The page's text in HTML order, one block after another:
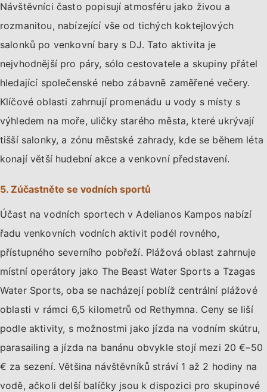
Návštěvníci často popisují atmosféru jako živou a
rozmanitou, nabízející vše od tichých koktejlových
salonků po venkovní bary s DJ. Tato aktivita je
nejvhodnější pro páry, sólo cestovatele a skupiny přátel
hledající společenské nebo zábavně zaměřené večery.
Klíčové oblasti zahrnují promenádu u vody s místy s
výhledem na moře, uličky starého města, které ukrývají
tišší salonky, a zónu městské zahrady, kde se během léta
konají větší hudební akce a venkovní představení.
5. Zúčastněte se vodních sportů
Účast na vodních sportech v Adelianos Kampos nabízí
řadu venkovních vodních aktivit podél rovného,
přístupného severního pobřeží. Plážová oblast zahrnuje
místní operátory jako The Beast Water Sports a Tzagas
Water Sports, oba se nacházejí poblíž centrální plážové
oblasti v rámci 6,5 kilometrů od Rethymna. Ceny se liší
podle aktivity, s možnostmi jako jízda na vodním skútru,
parasailing a jízda na banánu obvykle stojí mezi 20 €–50
€ za sezení. Většina návštěvníků stráví 1 až 2 hodiny na
vodě, ačkoli delší balíčky jsou k dispozici pro skupinové